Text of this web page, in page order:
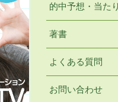
的中予想・当た
著書
よくある質問
お問い合わせ